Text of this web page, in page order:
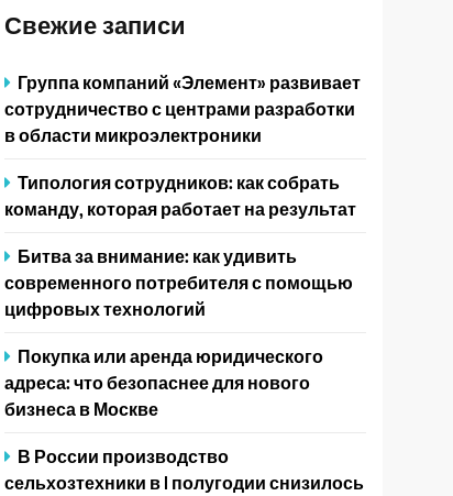
Свежие записи
Группа компаний «Элемент» развивает
сотрудничество с центрами разработки
в области микроэлектроники
Типология сотрудников: как собрать
команду, которая работает на результат
Битва за внимание: как удивить
современного потребителя с помощью
цифровых технологий
Покупка или аренда юридического
адреса: что безопаснее для нового
бизнеса в Москве
В России производство
сельхозтехники в I полугодии снизилось